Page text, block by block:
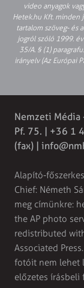
video anyagok
Hetek.hu Kft. minden
tartalom szöveg- és
jogról szóló 1999.
35/A. § (1)
irányelv (Az Európai
Nemzeti Média
Pf. 75. | +36 1
(fax) |
Alapító-
Chief: Németh
meg címünkre:
the AP photo
redistributed
Associated
fotóit nem lehet
előzetes írásbeli